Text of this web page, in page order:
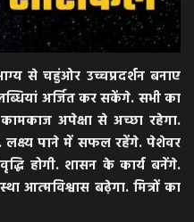
से चहुंओर उच्चप्रदर्शन बनाए
अर्जित कर सकेंगे. सभी का
अपेक्षा से अच्छा रहेगा.
लक्ष्य पाने में सफल रहेंगे. पेशेवर
होगी. शासन के कार्य बनेंगे.
आत्मविश्वास बढ़ेगा. मित्रों का